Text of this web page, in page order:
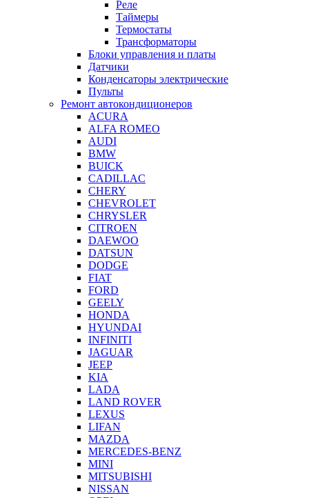
Реле
Таймеры
Термостаты
Трансформаторы
Блоки управления и платы
Датчики
Конденсаторы электрические
Пульты
Ремонт автокондиционеров
ACURA
ALFA ROMEO
AUDI
BMW
BUICK
CADILLAC
CHERY
CHEVROLET
CHRYSLER
CITROEN
DAEWOO
DATSUN
DODGE
FIAT
FORD
GEELY
HONDA
HYUNDAI
INFINITI
JAGUAR
JEEP
KIA
LADA
LAND ROVER
LEXUS
LIFAN
MAZDA
MERCEDES-BENZ
MINI
MITSUBISHI
NISSAN